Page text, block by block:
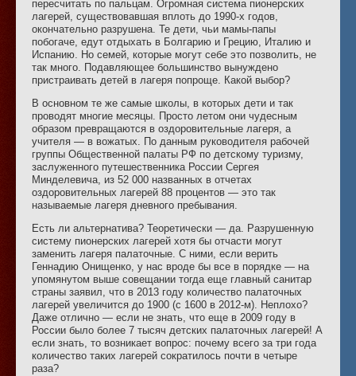
пересчитать по пальцам. Огромная система пионерских
лагерей, существовавшая вплоть до 1990-х годов,
окончательно разрушена. Те дети, чьи мамы-папы
побогаче, едут отдыхать в Болгарию и Грецию, Италию и
Испанию. Но семей, которые могут себе это позволить, не
так много. Подавляющее большинство вынуждено
пристраивать детей в лагеря попроще. Какой выбор?
В основном те же самые школы, в которых дети и так
проводят многие месяцы. Просто летом они чудесным
образом превращаются в оздоровительные лагеря, а
учителя — в вожатых. По данным руководителя рабочей
группы Общественной палаты РФ по детскому туризму,
заслуженного путешественника России Сергея
Минделевича, из 52 000 названных в отчетах
оздоровительных лагерей 88 процентов — это так
называемые лагеря дневного пребывания.
Есть ли альтернатива? Теоретически — да. Разрушенную
систему пионерских лагерей хотя бы отчасти могут
заменить лагеря палаточные. С ними, если верить
Геннадию Онищенко, у нас вроде бы все в порядке — на
упомянутом выше совещании тогда еще главный санитар
страны заявил, что в 2013 году количество палаточных
лагерей увеличится до 1900 (с 1600 в 2012-м). Неплохо?
Даже отлично — если не знать, что еще в 2009 году в
России было более 7 тысяч детских палаточных лагерей! А
если знать, то возникает вопрос: почему всего за три года
количество таких лагерей сократилось почти в четыре
раза?